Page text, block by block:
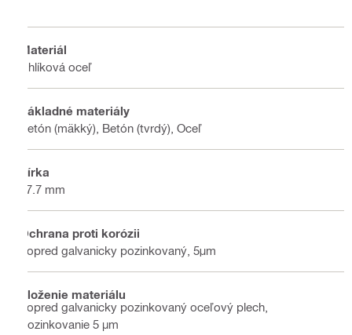
Materiál
Uhlíková oceľ
Základné materiály
Betón (mäkký), Betón (tvrdý), Oceľ
Šírka
17.7 mm
Ochrana proti korózii
Vopred galvanicky pozinkovaný, 5μm
Zloženie materiálu
Vopred galvanicky pozinkovaný oceľový plech,
Pozinkovanie 5 µm